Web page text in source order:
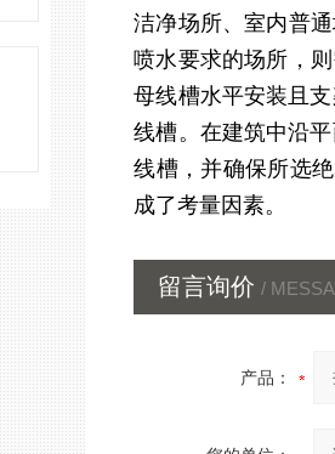
洁净场所、室内普
喷水要求的场所，
母线槽水平安装且
线槽。在建筑中沿
线槽，并确保所选
成了考量因素。
留言询价 /
产品：